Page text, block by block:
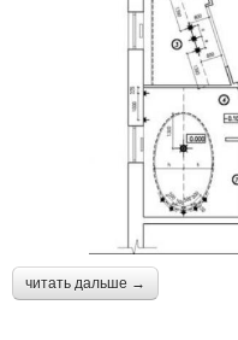
читать дальше →